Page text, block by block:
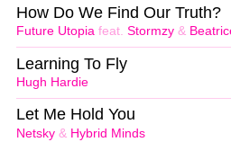
Future Utopia feat. Stormzy &
How Do We Find Our Truth?
Hugh Hardie
Learning To Fly
Netsky & Hybrid Minds
Let Me Hold You